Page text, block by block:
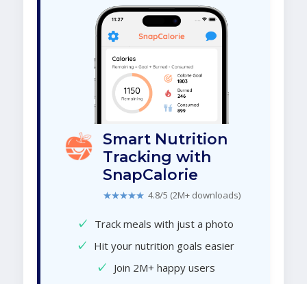
Smart Nutrition
Tracking with
SnapCalorie
★★★★★ 4.8/5 (2M+ downloads)
✓ Track meals with just a photo
✓ Hit your nutrition goals easier
✓ Join 2M+ happy users